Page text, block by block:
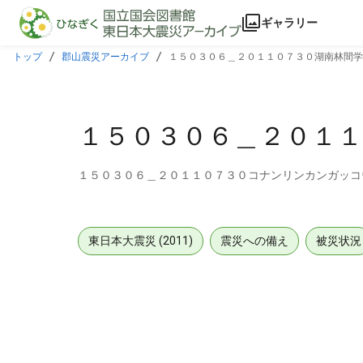
本文に飛ぶ
ギャラリー
トップ 郡山震災アーカイブ １５０３０６＿２０１１０７３０湖南林間
１５０３０６＿２０１
１５０３０６＿２０１１０７３０コナンリンカンガッコ
東日本大震災 (2011) 震災への備え 被災状況